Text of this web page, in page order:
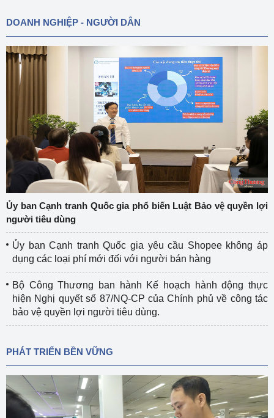
DOANH NGHIỆP - NGƯỜI DÂN
Ủy ban Cạnh tranh Quốc gia phổ biến Luật Bảo vệ quyền lợi
người tiêu dùng
Ủy ban Cạnh tranh Quốc gia yêu cầu Shopee không áp
dụng các loại phí mới đối với người bán hàng
Bộ Công Thương ban hành Kế hoạch hành động thực
hiện Nghị quyết số 87/NQ-CP của Chính phủ về công tác
bảo vệ quyền lợi người tiêu dùng.
PHÁT TRIỂN BỀN VỮNG